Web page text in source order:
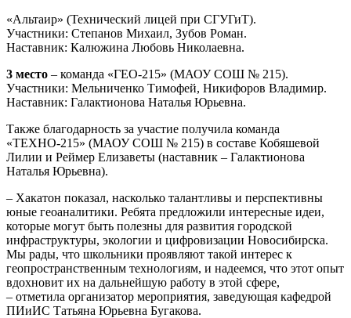
«Альтаир» (Технический лицей при СГУГиТ).
Участники: Степанов Михаил, Зубов Роман.
Наставник: Калюжина Любовь Николаевна.
3 место – команда «ГЕО-215» (МАОУ СОШ № 215).
Участники: Мельниченко Тимофей, Никифоров Владимир.
Наставник: Галактионова Наталья Юрьевна.
Также благодарность за участие получила команда
«ТЕХНО-215» (МАОУ СОШ № 215) в составе Кобяшевой
Лилии и Реймер Елизаветы (наставник – Галактионова
Наталья Юрьевна).
– Хакатон показал, насколько талантливы и перспективны
юные геоаналитики. Ребята предложили интересные идеи,
которые могут быть полезны для развития городской
инфраструктуры, экологии и цифровизации Новосибирска.
Мы рады, что школьники проявляют такой интерес к
геопространственным технологиям, и надеемся, что этот опыт
вдохновит их на дальнейшую работу в этой сфере,
– отметила организатор мероприятия, заведующая кафедрой
ПИиИС Татьяна Юрьевна Бугакова.